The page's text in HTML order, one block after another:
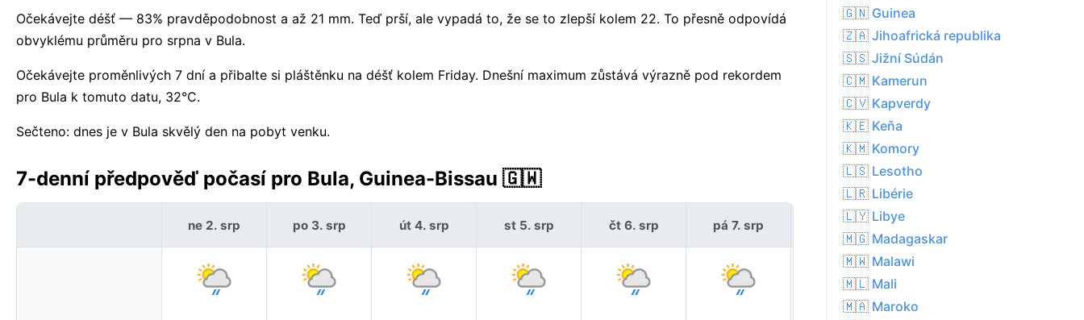
Očekávejte déšť — 83% pravděpodobnost a až 21 mm. Teď prší, ale vypadá to, že se to zlepší kolem 22. To přesně odpovídá
obvyklému průměru pro srpna v Bula.
Očekávejte proměnlivých 7 dní a přibalte si pláštěnku na déšť kolem Friday. Dnešní maximum zůstává výrazně pod rekordem
pro Bula k tomuto datu, 32°C.
Sečteno: dnes je v Bula skvělý den na pobyt venku.
7-denní předpověď počasí pro Bula, Guinea-Bissau 🇬🇼
ne 2. srp po 3. srp út 4. srp st 5. srp čt 6. srp pá 7. srp so 8. srp
🇬🇳 Guinea
🇿🇦 Jihoafrická republika
🇸🇸 Jižní Súdán
🇨🇲 Kamerun
🇨🇻 Kapverdy
🇰🇪 Keňa
🇰🇲 Komory
🇱🇸 Lesotho
🇱🇷 Libérie
🇱🇾 Libye
🇲🇬 Madagaskar
🇲🇼 Malawi
🇲🇱 Mali
🇲🇦 Maroko